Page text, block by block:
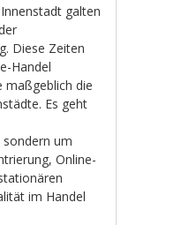
galten
Diese Zeiten
Handel
die
Es geht
sondern um
Online-
im Handel